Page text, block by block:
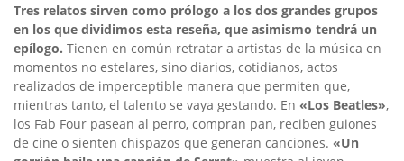
Tres relatos sirven como prólogo a los dos grandes grupos
en los que dividimos esta reseña, que asimismo tendrá un
epílogo. Tienen en común retratar a artistas de la música en
momentos no estelares, sino diarios, cotidianos, actos
realizados de imperceptible manera que permiten que,
mientras tanto, el talento se vaya gestando. En «Los Beatles»,
los Fab Four pasean al perro, compran pan, reciben guiones
de cine o sienten chispazos que generan canciones. «Un